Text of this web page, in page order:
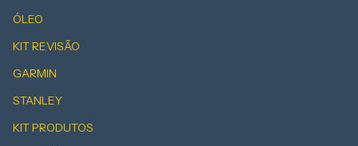
ÓLEO
KIT REVISÃO
GARMIN
STANLEY
KIT PRODUTOS